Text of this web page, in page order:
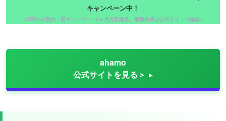
キャンペーン中！
（SIMのみ契約・要エントリー・5ヶ月分割進呈。最新条件は公式サイトで確認）
ahamo
公式サイトを見る＞